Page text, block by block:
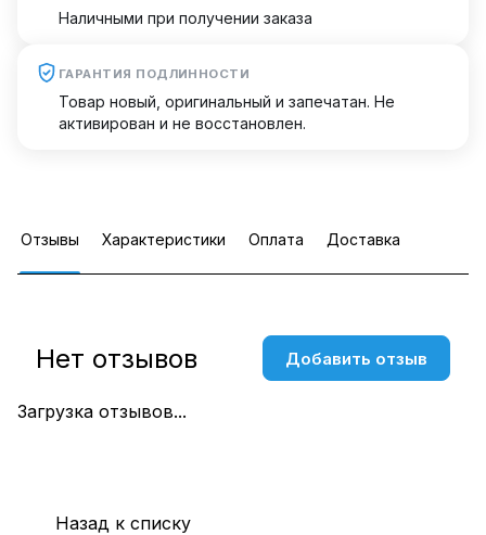
Наличными при получении заказа
ГАРАНТИЯ ПОДЛИННОСТИ
Товар новый, оригинальный и запечатан. Не
активирован и не восстановлен.
Отзывы Характеристики Оплата Доставка
Загрузка отзывов...
Нет отзывов Добавить отзыв
Назад к списку